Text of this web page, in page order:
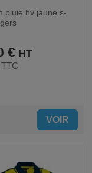
pluie hv jaune s-
€
TTC
VOIR